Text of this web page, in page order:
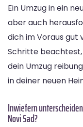
Ein Umzug in ein
aber auch
dich im Voraus
Schritte beachtest,
dein Umzug
in deiner neuen
Inwiefern
Novi Sad?